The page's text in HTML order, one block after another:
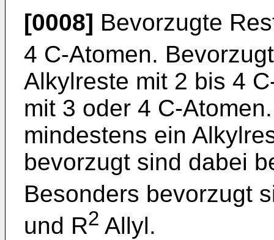
[0008] Bevorzugte
4 C-Atomen.
Alkylreste mit 2 bis 4
mit 3 oder 4 C-
mindestens ein
bevorzugt sind dabei
Besonders bevorzugt
und R2 Allyl.